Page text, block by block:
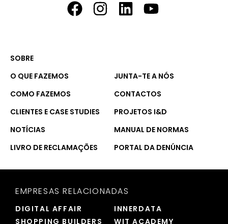
SOBRE
O QUE FAZEMOS
JUNTA-TE A NÓS
COMO FAZEMOS
CONTACTOS
CLIENTES E CASE STUDIES
PROJETOS I&D
NOTÍCIAS
MANUAL DE NORMAS
LIVRO DE RECLAMAÇÕES
PORTAL DA DENÚNCIA
EMPRESAS RELACIONADAS
DIGITAL AFFAIR
INNERDATA
SHOPPING BUILDERS
WIT ACADEMY